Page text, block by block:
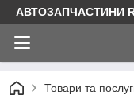
АВТОЗАПЧАСТИНИ
Товари та